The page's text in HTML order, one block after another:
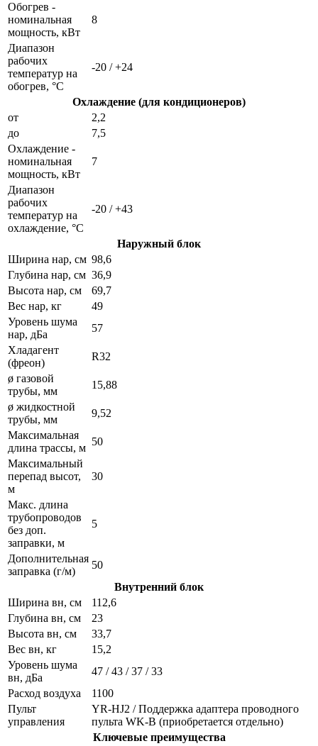
Обогрев -
номинальная
мощность, кВт
8
Диапазон
рабочих
температур на
обогрев, °C
-20 / +24
Охлаждение (для кондиционеров)
от
2,2
до
7,5
Охлаждение -
номинальная
мощность, кВт
7
Диапазон
рабочих
температур на
охлаждение, °C
-20 / +43
Наружный блок
Ширина нар, см 98,6
Глубина нар, см 36,9
Высота нар, см
69,7
Вес нар, кг
49
Уровень шума
нар, дБа
57
Хладагент
(фреон)
R32
ø газовой
трубы, мм
15,88
ø жидкостной
трубы, мм
9,52
Максимальная
длина трассы, м
50
Максимальный
перепад высот,
м
30
Макс. длина
трубопроводов
без доп.
заправки, м
5
Дополнительная
заправка (г/м)
50
Внутренний блок
Ширина вн, см
112,6
Глубина вн, см
23
Высота вн, см
33,7
Вес вн, кг
15,2
Уровень шума
вн, дБа
47 / 43 / 37 / 33
Расход воздуха
1100
Пульт
управления
YR-HJ2 / Поддержка адаптера проводного
пульта WK-B (приобретается отдельно)
Ключевые преимущества